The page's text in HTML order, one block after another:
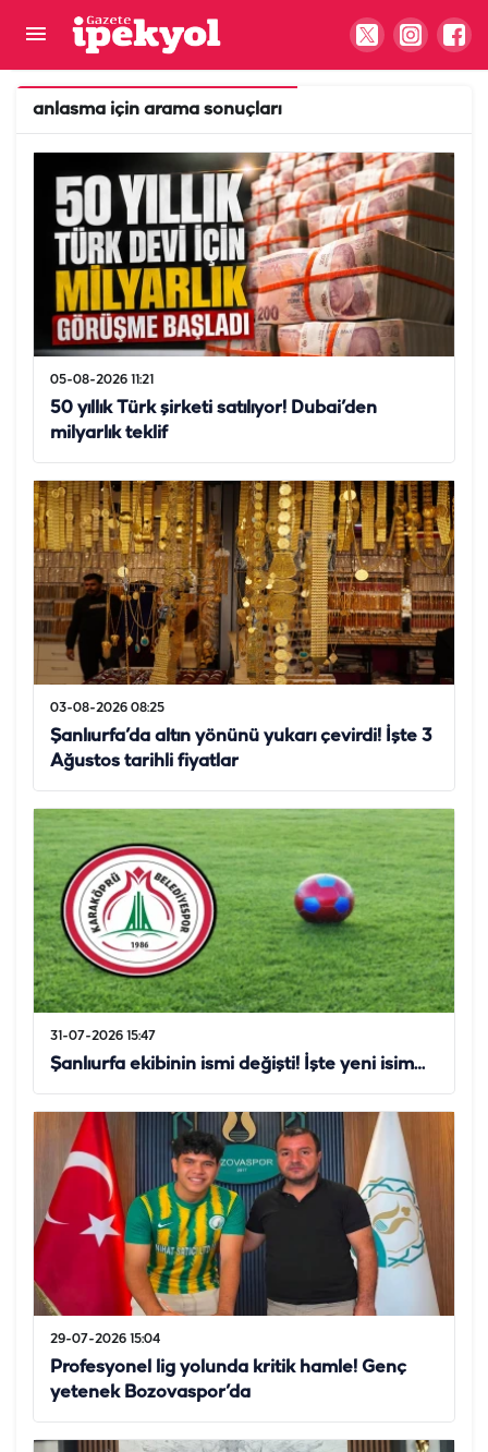
anlasma için arama sonuçları
05-08-2026 11:21
50 yıllık Türk şirketi satılıyor! Dubai’den
milyarlık teklif
03-08-2026 08:25
Şanlıurfa’da altın yönünü yukarı çevirdi! İşte 3
Ağustos tarihli fiyatlar
31-07-2026 15:47
Şanlıurfa ekibinin ismi değişti! İşte yeni isim…
29-07-2026 15:04
Profesyonel lig yolunda kritik hamle! Genç
yetenek Bozovaspor’da